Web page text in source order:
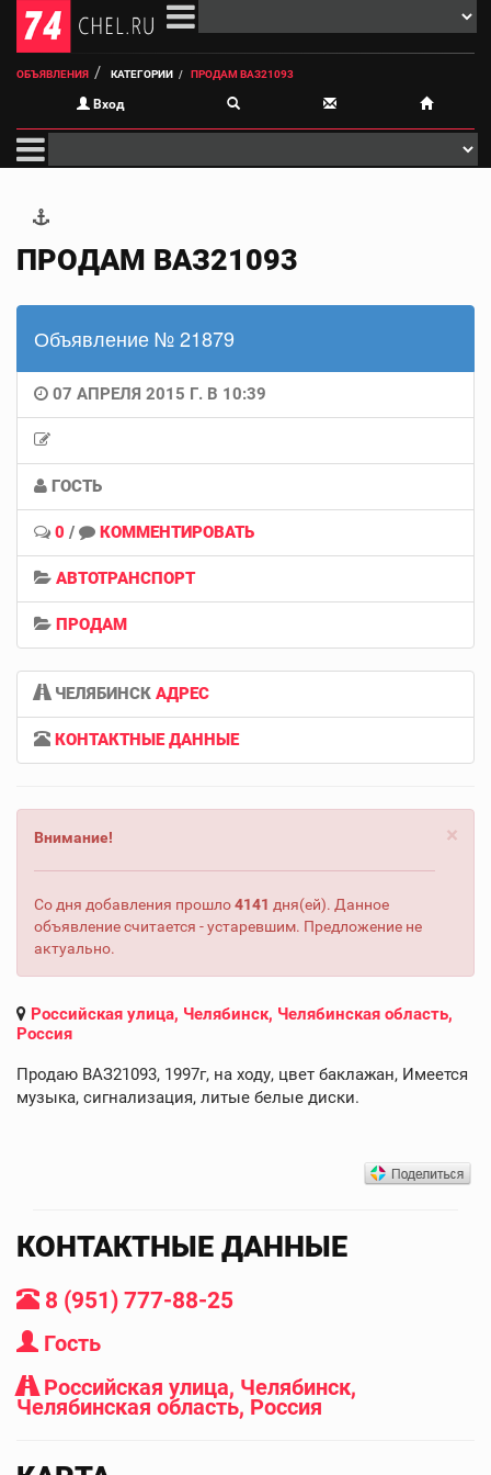
ОБЪЯВЛЕНИЯ КАТЕГОРИИ ПРОДАМ ВАЗ21093
Вход
ПРОДАМ ВАЗ21093
Объявление № 21879
07 АПРЕЛЯ 2015 Г. В 10:39
ГОСТЬ
0 / КОММЕНТИРОВАТЬ
АВТОТРАНСПОРТ
ПРОДАМ
ЧЕЛЯБИНСК АДРЕС
КОНТАКТНЫЕ ДАННЫЕ
×
Внимание!
Со дня добавления прошло4141 дня(ей). Данное
объявление считается - устаревшим. Предложение не
актуально.
Российская улица, Челябинск, Челябинская область,
Россия
Продаю ВАЗ21093, 1997г, на ходу, цвет баклажан, Имеется
музыка, сигнализация, литые белые диски.
КОНТАКТНЫЕ ДАННЫЕ
8 (951) 777-88-25
Гость
Российская улица, Челябинск,
Челябинская область, Россия